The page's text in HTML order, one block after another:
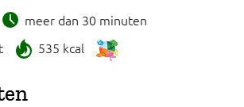
meer dan 30 minuten
535 kcal